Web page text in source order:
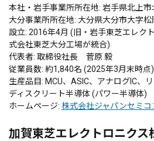
本社・岩手事業所所在地: 岩手県北上
大分事業所所在地: 大分県大分市大字
設立: 2016年4月 (旧・岩手東芝エレク
式会社東芝大分工場が統合)
代表者: 取締役社長 菅原 毅
従業員数: 約1,840名 (2025年3月末時点)
生産品目: MCU、ASIC、アナログIC、
ディスクリート半導体 (パワー半導体)
ホームページ: 株式会社ジャパンセミコ
加賀東芝エレクトロニクス